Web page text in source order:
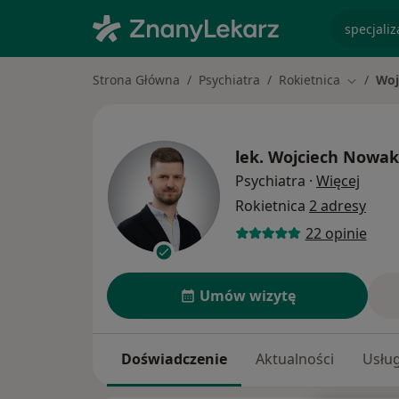
Strona Główna Psychiatra Rokietnica Zmień
lek. Wojciech Nowak
Psychiatra · Więcej
Rokietnica 2 adresy
22 opinie
Umów wizytę
Doświadczenie Aktualności